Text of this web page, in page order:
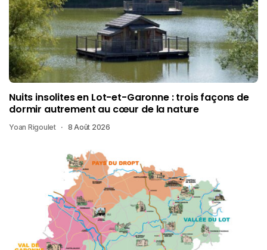
Nuits insolites en Lot-et-Garonne : trois façons de
dormir autrement au cœur de la nature
Yoan Rigoulet 8 Août 2026